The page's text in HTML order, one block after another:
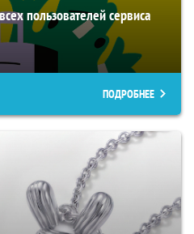
пользователей сервиса
ПОДРОБНЕЕ